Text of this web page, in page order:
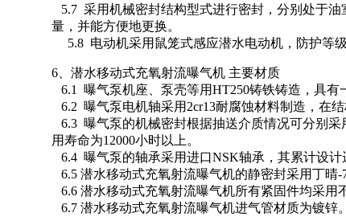
5.7 采用机械密封结构型式进行密封，分别处于
量，并能方便地更换。
5.8 电动机采用鼠笼式感应潜水电动机，防护等
6、潜水移动式充氧射流曝气机 主要材质
6.1 曝气泵机座、泵壳等用HT250铸铁铸造，具有
6.2 曝气泵电机轴采用2cr13耐腐蚀材料制造，在
6.3 曝气泵的机械密封根据抽送介质情况可分别
用寿命为12000小时以上。
6.4 曝气泵的轴承采用进口NSK轴承，其累计设计
6.5 潜水移动式充氧射流曝气机的静密封采用丁晴-
6.6 潜水移动式充氧射流曝气机所有紧固件均采用
6.7 潜水移动式充氧射流曝气机进气管材质为镀锌。